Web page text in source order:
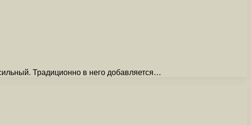
Традиционно в него добавляется…